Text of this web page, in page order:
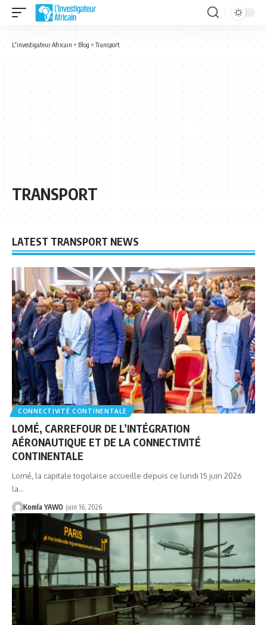
L'investigateur Africain > Blog >Transport
TRANSPORT
LATEST TRANSPORT NEWS
CONNECTIVITÉ CONTINENTALE
LOMÉ, CARREFOUR DE L’INTÉGRATION
AÉRONAUTIQUE ET DE LA CONNECTIVITÉ
CONTINENTALE
Lomé, la capitale togolaise accueille depuis ce lundi 15 juin 2026
la…
Komla YAWO juin 16, 2026